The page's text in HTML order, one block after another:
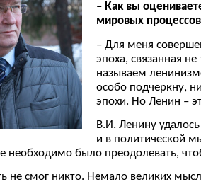
– Как вы
мировых
– Для меня
эпоха, связанная
называем
особо подчеркну,
эпохи. Но Ленин –
В.И. Ленину
и в политической
необходимо было преодолевать,
не смог никто. Немало великих